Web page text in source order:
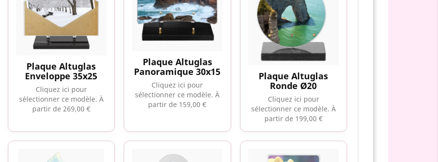
Plaque Altuglas
Enveloppe 35x25
Cliquez ici pour
sélectionner ce modèle. À
partir de 269,00 €
Plaque Altuglas
Panoramique 30x15
Cliquez ici pour
sélectionner ce modèle. À
partir de 159,00 €
Plaque Altuglas
Ronde Ø20
Cliquez ici pour
sélectionner ce modèle. À
partir de 199,00 €